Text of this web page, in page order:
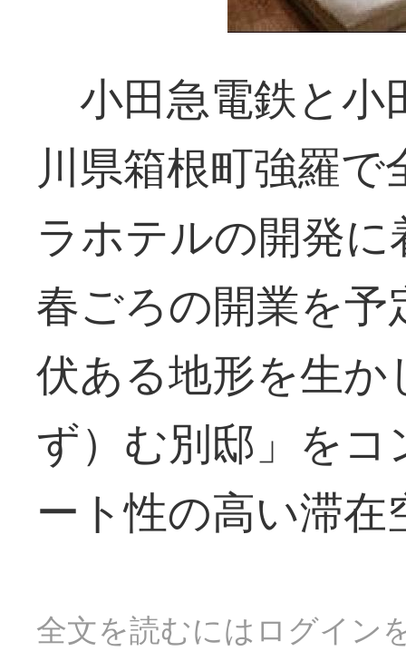
小田急電鉄と小
川県箱根町強羅
ラホテルの開発
春ごろの開業を
伏ある地形を生
ず）む別邸」を
ート性の高い滞
全文を読むにはログイン